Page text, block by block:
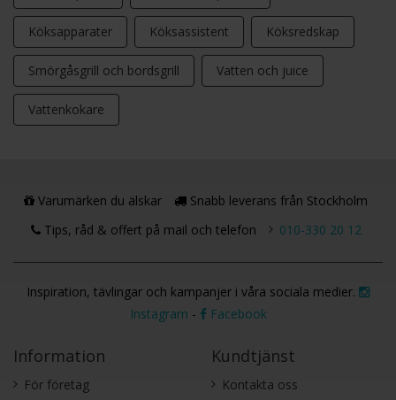
Köksapparater Köksassistent Köksredskap
Smörgåsgrill och bordsgrill Vatten och juice
Vattenkokare
Varumärken du älskar
Snabb leverans från Stockholm
Tips, råd & offert på mail och telefon
010-330 20 12
Inspiration, tävlingar och kampanjer i våra sociala medier.
Instagram - Facebook
Information
För företag
Kundtjänst
Kontakta oss